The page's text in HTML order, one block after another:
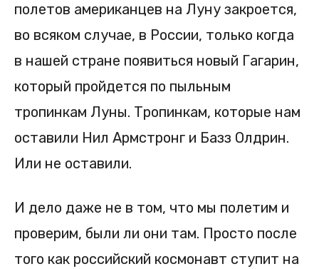
полетов американцев на Луну закроется,
во всяком случае, в России, только когда
в нашей стране появиться новый Гагарин,
который пройдется по пыльным
тропинкам Луны. Тропинкам, которые нам
оставили Нил Армстронг и Базз Олдрин.
Или не оставили.
И дело даже не в том, что мы полетим и
проверим, были ли они там. Просто после
того как российский космонавт ступит на